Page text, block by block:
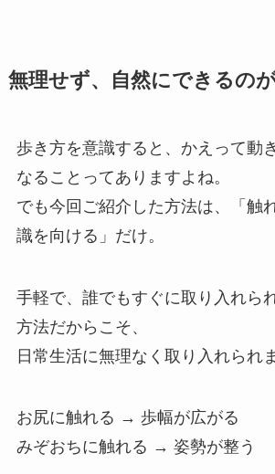
無理せず、自然にできるの
歩き方を意識すると、かえって動
なることってありますよね。
でも今回ご紹介した方法は、「触
識を向ける」だけ。
手軽で、誰でもすぐに取り入れら
方法だからこそ、
日常生活に無理なく取り入れられ
お尻に触れる → 歩幅が広がる
みぞおちに触れる → 姿勢が整う